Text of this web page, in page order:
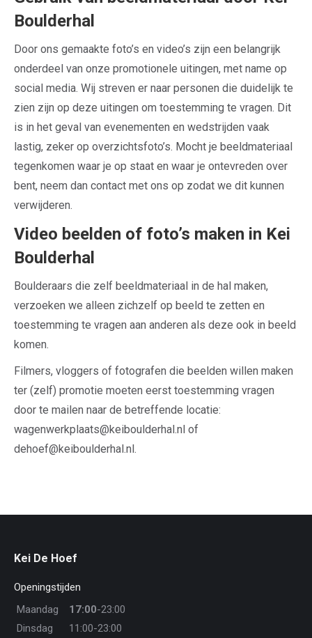
Boulderhal
Door ons gemaakte foto’s en video’s zijn een belangrijk
onderdeel van onze promotionele uitingen, met name op
social media. Wij streven er naar personen die duidelijk te
zien zijn op deze uitingen om toestemming te vragen. Dit
is in het geval van evenementen en wedstrijden vaak
lastig, zeker op overzichtsfoto’s. Mocht je beeldmateriaal
tegenkomen waar je op staat en waar je ontevreden over
bent, neem dan contact met ons op zodat we dit kunnen
verwijderen.
Video beelden of foto’s maken in Kei
Boulderhal
Boulderaars die zelf beeldmateriaal in de hal maken,
verzoeken we alleen zichzelf op beeld te zetten en
toestemming te vragen aan anderen als deze ook in beeld
komen.
Filmers, vloggers of fotografen die beelden willen maken
ter (zelf) promotie moeten eerst toestemming vragen
door te mailen naar de betreffende locatie:
wagenwerkplaats@keiboulderhal.nl of
dehoef@keiboulderhal.nl.
Kei De Hoef
Openingstijden
Maandag
17:00-23:00
Dinsdag
11:00-23:00